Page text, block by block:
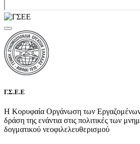
Γ.Σ.Ε.Ε
Η Κορυφαία Οργάνωση των Εργαζομένων
δράση της ενάντια στις πολιτικές των
δογματικού νεοφιλελευθερισμού